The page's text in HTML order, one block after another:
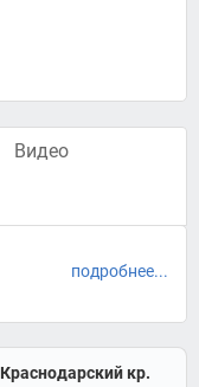
Видео
подробнее...
Краснодарский кр.